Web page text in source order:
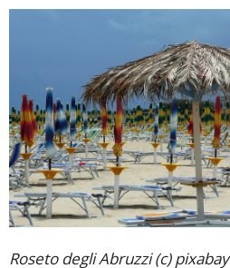
Roseto degli Abruzzi (c) pixabay